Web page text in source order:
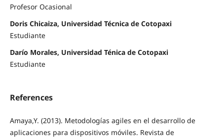
Profesor Ocasional
Doris Chicaiza, Universidad Técnica de Cotopaxi
Estudiante
Darío Morales, Universidad Ténica de Cotopaxi
Estudiante
References
Amaya,Y. (2013). Metodologías agiles en el desarrollo de
aplicaciones para dispositivos móviles. Revista de